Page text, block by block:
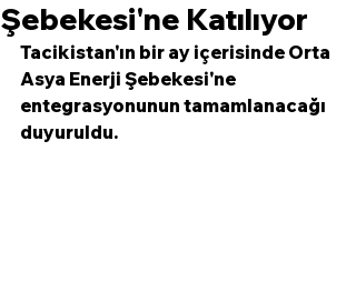
Şebekesi'ne Katılıyor
Tacikistan'ın bir ay içerisinde Orta
Asya Enerji Şebekesi'ne
entegrasyonunun tamamlanacağı
duyuruldu.